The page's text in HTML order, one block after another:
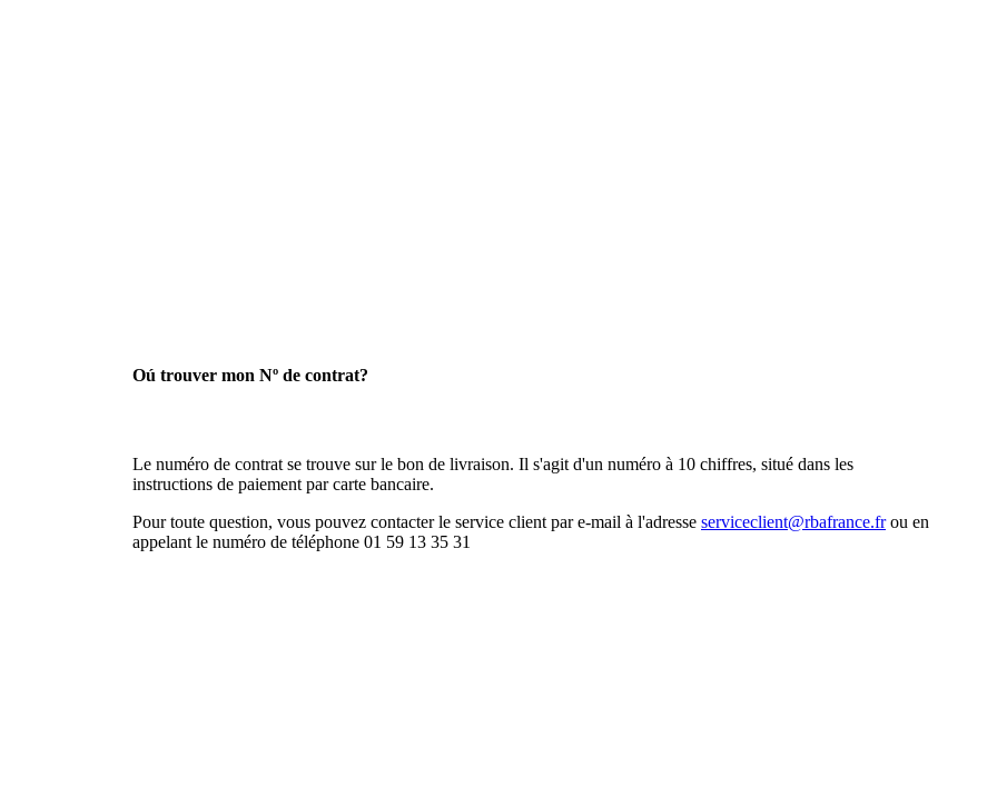
Oú trouver mon Nº de contrat?
Le numéro de contrat se trouve sur le bon de livraison. Il s'agit d'un numéro à 10 chiffres, situé dans les
instructions de paiement par carte bancaire.
Pour toute question, vous pouvez contacter le service client par e-mail à l'adresse serviceclient@rbafrance.frou en
appelant le numéro de téléphone 01 59 13 35 31